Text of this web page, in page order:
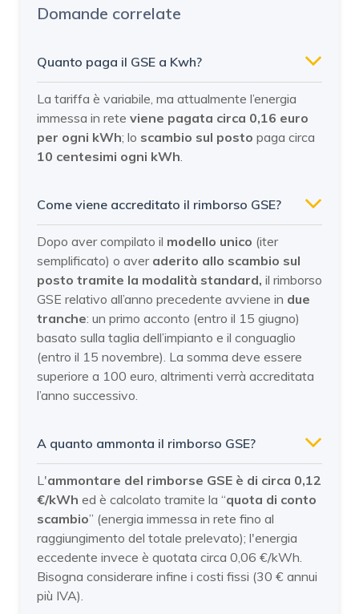
Domande correlate
Quanto paga il GSE a Kwh?
La tariffa è variabile, ma attualmente l’energia
immessa in rete viene pagata circa 0,16 euro
per ogni kWh; lo scambio sul posto paga circa
10 centesimi ogni kWh
Come viene accreditato il rimborso GSE?
Dopo aver compilato il modello unico (iter
semplificato) o aver aderito allo scambio sul
posto tramite la modalità standard, il rimborso
GSE relativo all’anno precedente avviene in due
tranche: un primo acconto (entro il 15 giugno)
basato sulla taglia dell’impianto e il conguaglio
(entro il 15 novembre). La somma deve essere
superiore a 100 euro, altrimenti verrà accreditata
l’anno successivo.
A quanto ammonta il rimborso GSE?
L'ammontare del rimborse GSE è di circa 0,12
€/kWh ed è calcolato tramite la “quota di conto
scambio” (energia immessa in rete fino al
raggiungimento del totale prelevato); l'energia
eccedente invece è quotata circa 0,06 €/kWh.
Bisogna considerare infine i costi fissi (30 € annui
più IVA).